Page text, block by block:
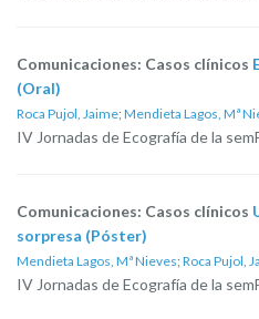
Comunicaciones: Casos clínicos
(Oral)
Roca Pujol, Jaime; Mendieta Lagos, Mª
IV Jornadas de Ecografía de la
Comunicaciones: Casos clínicos
sorpresa (Póster)
Mendieta Lagos, Mª Nieves; Roca Pujol,
IV Jornadas de Ecografía de la